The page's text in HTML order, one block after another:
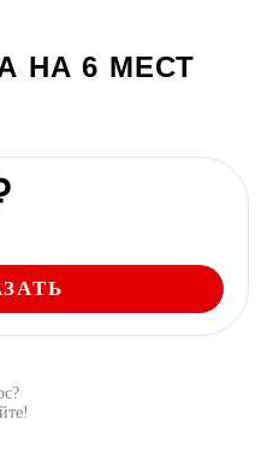
НА 6 МЕСТ